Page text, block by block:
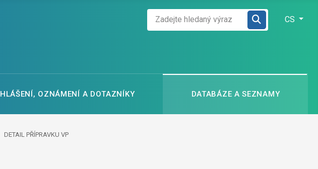
CS
HLÁŠENÍ, OZNÁMENÍ A DOTAZNÍKY DATABÁZE A SEZNAMY
DETAIL PŘÍPRAVKU VP